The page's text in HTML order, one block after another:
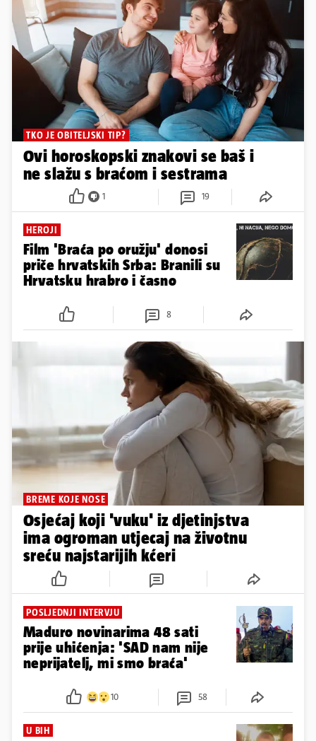
TKO JE OBITELJSKI TIP?
Ovi horoskopski znakovi se baš i
ne slažu s braćom i sestrama
1 19
HEROJI
Film 'Braća po oružju' donosi
priče hrvatskih Srba: Branili su
Hrvatsku hrabro i časno
8
BREME KOJE NOSE
Osjećaj koji 'vuku' iz djetinjstva
ima ogroman utjecaj na životnu
sreću najstarijih kćeri
POSLJEDNJI INTERVJU
Maduro novinarima 48 sati
prije uhićenja: 'SAD nam nije
neprijatelj, mi smo braća'
10 58
U BIH